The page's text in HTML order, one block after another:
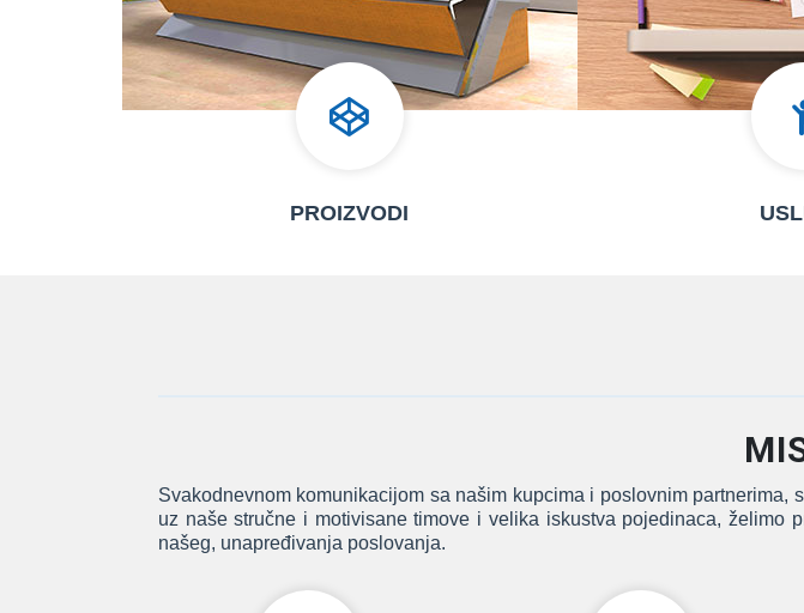
PROIZVODI
Svakodnevnom komunikacijom sa našim kupcima i poslovnim
uz naše stručne i motivisane timove i velika iskustva pojedinaca,
našeg, unapređivanja poslovanja.